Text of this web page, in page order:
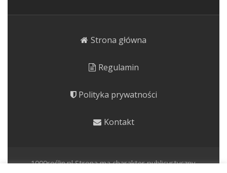
Strona główna
Regulamin
Polityka prywatności
Kontakt
1000roślin.pl Strona ma charakter publicystyczny.